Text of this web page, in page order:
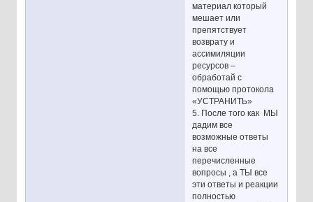
материал который
мешает или
препятствует
возврату и
ассимиляции
ресурсов –
обработай с
помощью протокола
«УСТРАНИТЬ»
5. После того как МЫ
дадим все
возможные ответы
на все
перечисленные
вопросы , а ТЫ все
эти ответы и реакции
полностью